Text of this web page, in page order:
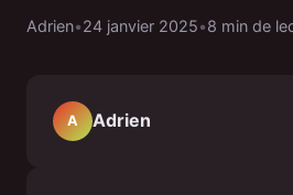
Adrien•24 janvier 2025•8 min de
A Adrien